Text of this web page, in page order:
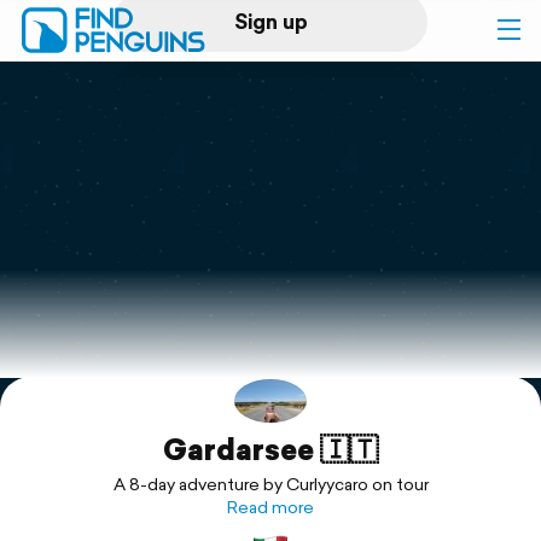
Sign up
Log in
Print a book
Flyover video
Explore
SupportGardarsee 🇮🇹
A 8-day adventure by Curlyycaro on tour
Read more